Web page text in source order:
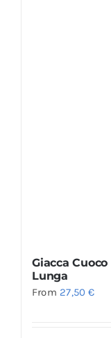
Giacca
Lunga
From 27,50€